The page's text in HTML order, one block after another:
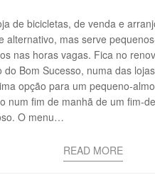
de bicicletas, de venda e
alternativo, mas serve
nas horas vagas. Fica no
do Bom Sucesso, numa das
opção para um pequeno-
num fim de manhã de um fim-
O menu…
READ MORE